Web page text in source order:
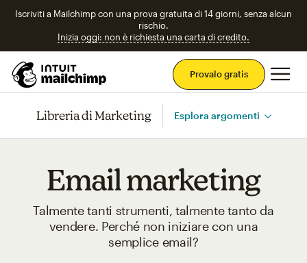
Iscriviti a Mailchimp con una prova gratuita di 14 giorni, senza alcun
rischio.
Inizia oggi: non è richiesta una carta di credito.
Provalo gratis
Libreria di Marketing Esplora argomenti
Email marketing
Talmente tanti strumenti, talmente tanto da
vendere. Perché non iniziare con una
semplice email?